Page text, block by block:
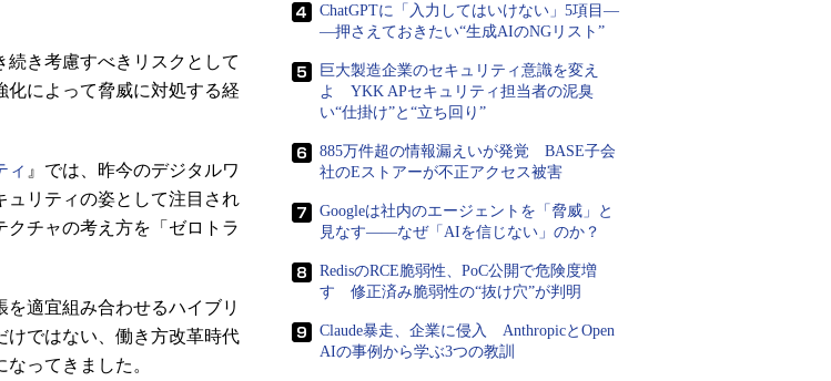
き考慮すべきリスクとして
によって脅威に対処する経
ィ 』では、昨今のデジタルワ
ュリティの姿として注目され
チャの考え方を「ゼロトラ
適宜組み合わせるハイブリ
けではない、働き方改革時代
ってきました。
ChatGPTに「入力してはいけない」5項目―
―押さえておきたい“生成AIのNGリスト”
巨大製造企業のセキュリティ意識を変え
よ YKK APセキュリティ担当者の泥臭
い“仕掛け”と“立ち回り”
885万件超の情報漏えいが発覚 BASE子会
社のEストアーが不正アクセス被害
Googleは社内のエージェントを「脅威」と
見なす――なぜ「AIを信じない」のか？
RedisのRCE脆弱性、PoC公開で危険度増
す 修正済み脆弱性の“抜け穴”が判明
Claude暴走、企業に侵入 AnthropicとOpen
AIの事例から学ぶ3つの教訓